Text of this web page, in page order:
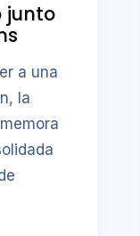
junto
a una
la